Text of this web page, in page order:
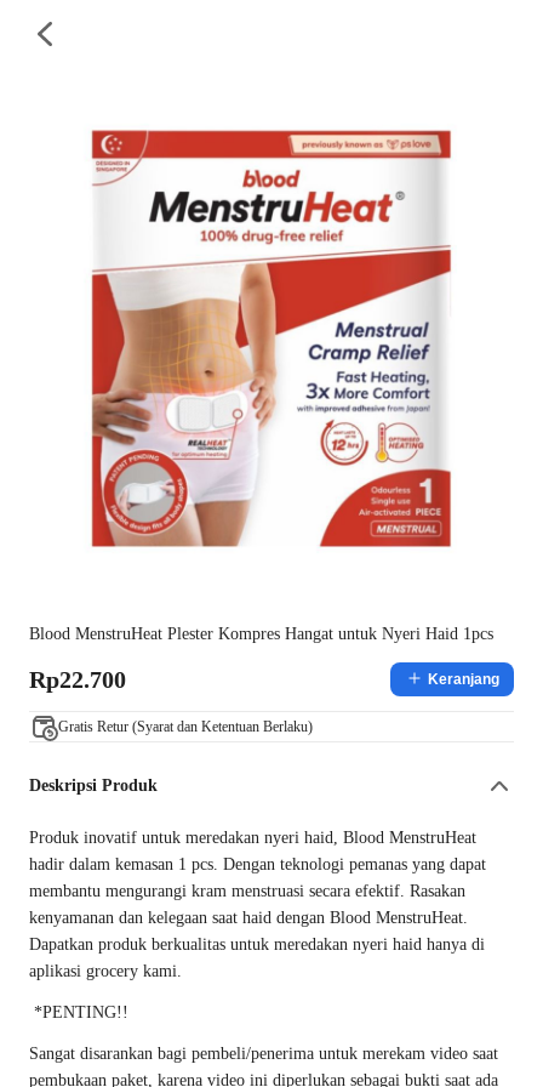
Blood MenstruHeat Plester Kompres Hangat untuk Nyeri Haid 1pcs
Rp22.700 Keranjang
Gratis Retur (Syarat dan Ketentuan Berlaku)
Deskripsi Produk
Produk inovatif untuk meredakan nyeri haid, Blood MenstruHeat
hadir dalam kemasan 1 pcs. Dengan teknologi pemanas yang dapat
membantu mengurangi kram menstruasi secara efektif. Rasakan
kenyamanan dan kelegaan saat haid dengan Blood MenstruHeat.
Dapatkan produk berkualitas untuk meredakan nyeri haid hanya di
aplikasi grocery kami.
*PENTING!!
Sangat disarankan bagi pembeli/penerima untuk merekam video saat
pembukaan paket, karena video ini diperlukan sebagai bukti saat ada